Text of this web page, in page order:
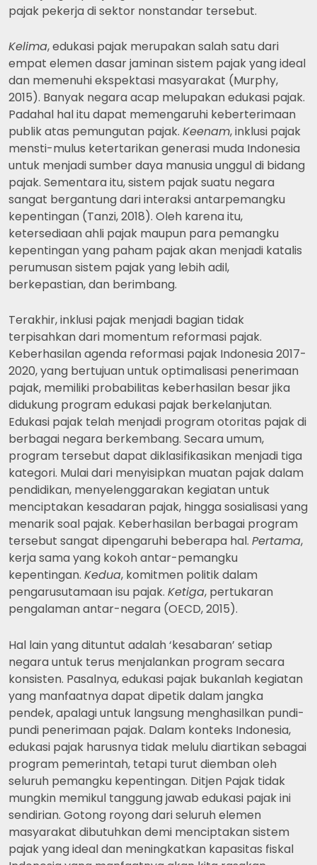
pajak pekerja di sektor nonstandar tersebut.
Kelima, edukasi pajak merupakan salah satu dari
empat elemen dasar jaminan sistem pajak yang ideal
dan memenuhi ekspektasi masyarakat (Murphy,
2015). Banyak negara acap melupakan edukasi pajak.
Padahal hal itu dapat memengaruhi keberterimaan
publik atas pemungutan pajak. Keenam, inklusi pajak
mensti-mulus ketertarikan generasi muda Indonesia
untuk menjadi sumber daya manusia unggul di bidang
pajak. Sementara itu, sistem pajak suatu negara
sangat bergantung dari interaksi antarpemangku
kepentingan (Tanzi, 2018). Oleh karena itu,
ketersediaan ahli pajak maupun para pemangku
kepentingan yang paham pajak akan menjadi katalis
perumusan sistem pajak yang lebih adil,
berkepastian, dan berimbang.
Terakhir, inklusi pajak menjadi bagian tidak
terpisahkan dari momentum reformasi pajak.
Keberhasilan agenda reformasi pajak Indonesia 2017-
2020, yang bertujuan untuk optimalisasi penerimaan
pajak, memiliki probabilitas keberhasilan besar jika
didukung program edukasi pajak berkelanjutan.
Edukasi pajak telah menjadi program otoritas pajak di
berbagai negara berkembang. Secara umum,
program tersebut dapat diklasifikasikan menjadi tiga
kategori. Mulai dari menyisipkan muatan pajak dalam
pendidikan, menyelenggarakan kegiatan untuk
menciptakan kesadaran pajak, hingga sosialisasi yang
menarik soal pajak. Keberhasilan berbagai program
tersebut sangat dipengaruhi beberapa hal. Pertama,
kerja sama yang kokoh antar-pemangku
kepentingan. Kedua, komitmen politik dalam
pengarusutamaan isu pajak. Ketiga, pertukaran
pengalaman antar-negara (OECD, 2015).
Hal lain yang dituntut adalah ‘kesabaran’ setiap
negara untuk terus menjalankan program secara
konsisten. Pasalnya, edukasi pajak bukanlah kegiatan
yang manfaatnya dapat dipetik dalam jangka
pendek, apalagi untuk langsung menghasilkan pundi-
pundi penerimaan pajak. Dalam konteks Indonesia,
edukasi pajak harusnya tidak melulu diartikan sebagai
program pemerintah, tetapi turut diemban oleh
seluruh pemangku kepentingan. Ditjen Pajak tidak
mungkin memikul tanggung jawab edukasi pajak ini
sendirian. Gotong royong dari seluruh elemen
masyarakat dibutuhkan demi menciptakan sistem
pajak yang ideal dan meningkatkan kapasitas fiskal